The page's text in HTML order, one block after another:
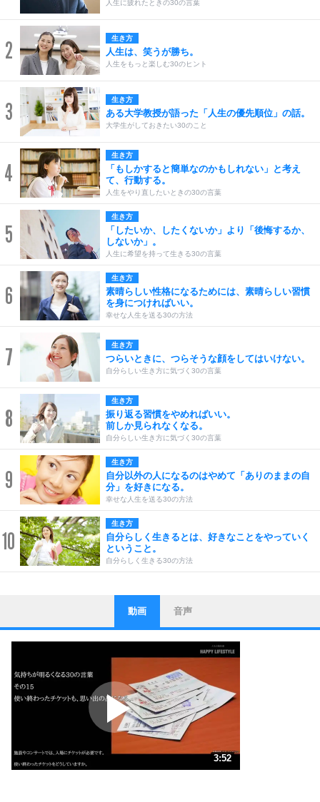
人生に疲れたときの30の言葉
2 生き方
人生は、笑うが勝ち。
人生をもっと楽しむ30のヒント
3 生き方
ある大学教授が語った「人生の優先順位」の話。
大学生がしておきたい30のこと
4
生き方
「もしかすると簡単なのかもしれない」と考え
て、行動する。
人生をやり直したいときの30の言葉
5
生き方
「したいか、したくないか」より「後悔するか、
しないか」。
人生に希望を持って生きる30の言葉
6
生き方
素晴らしい性格になるためには、素晴らしい習慣
を身につければいい。
幸せな人生を送る30の方法
7 生き方
つらいときに、つらそうな顔をしてはいけない。
自分らしい生き方に気づく30の言葉
8
生き方
振り返る習慣をやめればいい。
前しか見られなくなる。
自分らしい生き方に気づく30の言葉
9
生き方
自分以外の人になるのはやめて「ありのままの自
分」を好きになる。
幸せな人生を送る30の方法
10
生き方
自分らしく生きるとは、好きなことをやっていく
ということ。
自分らしく生きる30の方法
1
ストレス対策
他人と比べない。
いっそのこと、他人を見ない。
いらいらしない人になる30の方法
プラス思考
ポジティブになれない原因は、行動しないから。
ポジティブ思考になる30の方法
人生、なんとかなるもの。
気楽に生きる30の方法
動画 音声
3:52